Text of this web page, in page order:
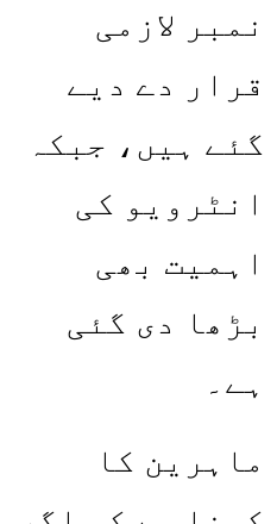
نمبر لازمی
قرار دے دیے
گئے ہیں، جبکہ
انٹرویو کی
اہمیت بھی
بڑھا دی گئی
ہے۔
ماہرین کا